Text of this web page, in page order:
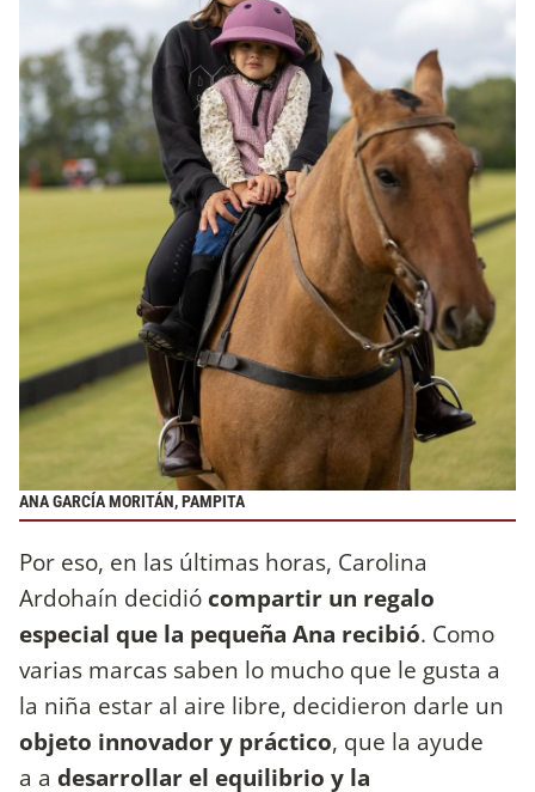
ANA GARCÍA MORITÁN, PAMPITA
Por eso, en las últimas horas, Carolina
Ardohaín decidió compartir un regalo
especial que la pequeña Ana recibió. Como
varias marcas saben lo mucho que le gusta a
la niña estar al aire libre, decidieron darle un
objeto innovador y práctico, que la ayude
a a desarrollar el equilibrio y la